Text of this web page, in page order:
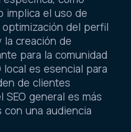
implica el uso de
del perfil
la creación de
para la comunidad
local es esencial para
de clientes
general es más
con una audiencia